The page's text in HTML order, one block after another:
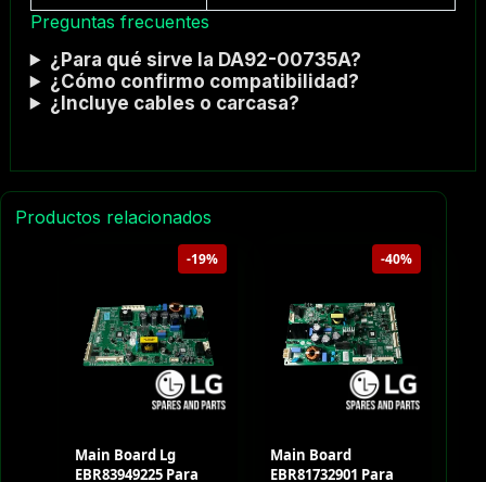
Preguntas frecuentes
¿Para qué sirve la DA92-00735A?
¿Cómo confirmo compatibilidad?
¿Incluye cables o carcasa?
Productos relacionados
-19%
Main Board Lg
EBR83949225 Para
-40%
Main Board
EBR81732901 Para